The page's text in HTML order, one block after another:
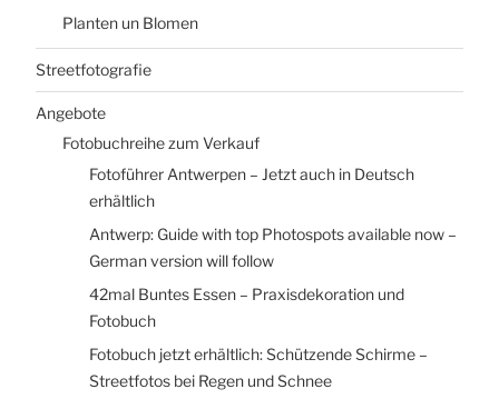
Planten un Blomen
Streetfotografie
Angebote
Fotobuchreihe zum Verkauf
Fotoführer Antwerpen – Jetzt auch in Deutsch
erhältlich
Antwerp: Guide with top Photospots available now –
German version will follow
42mal Buntes Essen – Praxisdekoration und
Fotobuch
Fotobuch jetzt erhältlich: Schützende Schirme –
Streetfotos bei Regen und Schnee